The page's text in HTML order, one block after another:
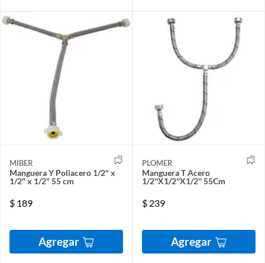
MIBER
Manguera Y Poliacero 1/2" x
1/2" x 1/2" 55 cm
$ 189
Agregar
PLOMER
Manguera T Acero
1/2''X1/2''X1/2'' 55Cm
$ 239
Agregar